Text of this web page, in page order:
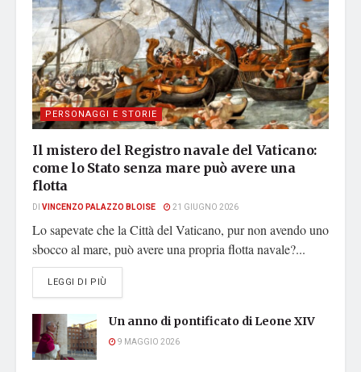
PERSONAGGI E STORIE
Il mistero del Registro navale del Vaticano:
come lo Stato senza mare può avere una
flotta
DI VINCENZO PALAZZO BLOISE 21 GIUGNO 2026
Lo sapevate che la Città del Vaticano, pur non avendo uno
sbocco al mare, può avere una propria flotta navale?...
LEGGI DI PIÙ
Un anno di pontificato di Leone XIV
9 MAGGIO 2026